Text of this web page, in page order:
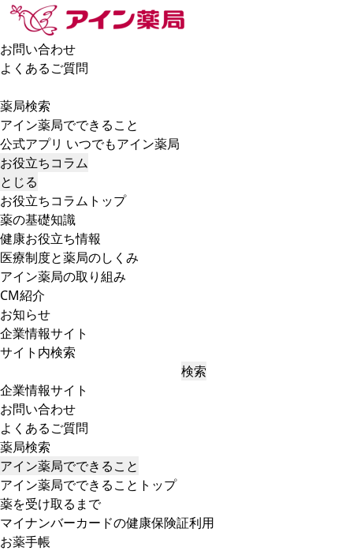
お問い合わせ
よくあるご質問
薬局検索
アイン薬局でできること
公式アプリ いつでもアイン薬局
お役立ちコラム
とじる
お役立ちコラムトップ
薬の基礎知識
健康お役立ち情報
医療制度と薬局のしくみ
アイン薬局の取り組み
CM紹介
お知らせ
企業情報サイト
サイト内検索
検索
企業情報サイト
お問い合わせ
よくあるご質問
薬局検索
アイン薬局でできること
アイン薬局でできることトップ
薬を受け取るまで
マイナンバーカードの健康保険証利用
お薬手帳